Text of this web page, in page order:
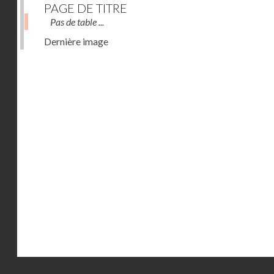
PAGE DE TITRE
Pas de table ...
Dernière image